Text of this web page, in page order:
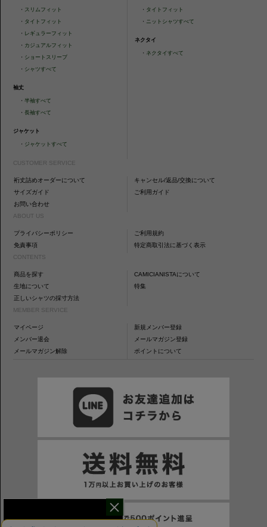
・ スリムフィット
・ タイトフィット
・ レギュラーフィット
・ カジュアルフィット
・ ショートスリーブ
・ シャツすべて
袖丈
・半袖すべて
・長袖すべて
ジャケット
・ ジャケットすべて
・ タイトフィット
・ ニットシャツすべて
ネクタイ
・ ネクタイすべて
CUSTOMER SERVICE
裄丈詰めオーダーについて
キャンセル/返品/交換について
サイズガイド
ご利用ガイド
お問い合わせ
ABOUT US
プライバシーポリシー
ご利用規約
免責事項
特定商取引法に基づく表示
CONTENTS
商品を探す
CAMICIANISTAについて
生地について
特集
正しいシャツの採寸方法
MEMBER SERVICE
マイページ
新規メンバー登録
メンバー退会
メールマガジン登録
メールマガジン解除
ポイントについて